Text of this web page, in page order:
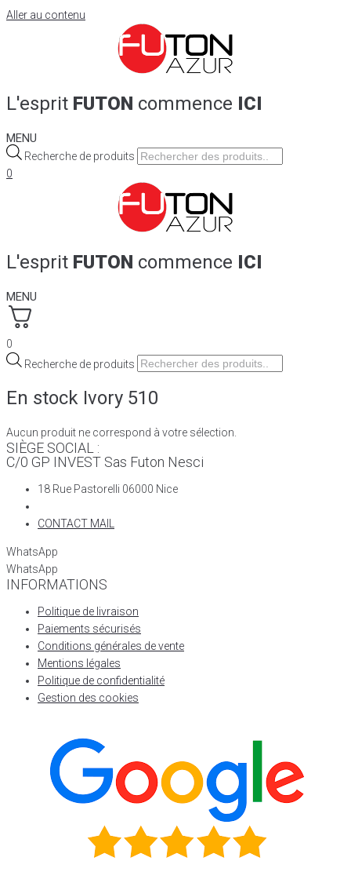
Aller au contenu
L'esprit FUTON commence ICI
MENU
Recherche de produits
0
L'esprit FUTON commence ICI
MENU
0
Recherche de produits
En stock Ivory 510
Aucun produit ne correspond à votre sélection.
SIÈGE SOCIAL :
C/0 GP INVEST Sas Futon Nesci
18 Rue Pastorelli 06000 Nice
CONTACT MAIL
WhatsApp
WhatsApp
INFORMATIONS
Politique de livraison
Paiements sécurisés
Conditions générales de vente
Mentions légales
Politique de confidentialité
Gestion des cookies